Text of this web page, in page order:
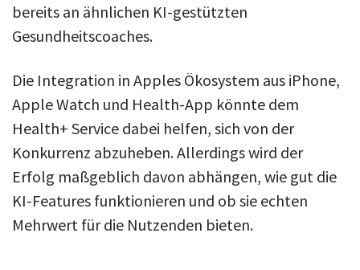
bereits an ähnlichen KI-gestützten
Gesundheitscoaches.
Die Integration in Apples Ökosystem aus iPhone,
Apple Watch und Health-App könnte dem
Health+ Service dabei helfen, sich von der
Konkurrenz abzuheben. Allerdings wird der
Erfolg maßgeblich davon abhängen, wie gut die
KI-Features funktionieren und ob sie echten
Mehrwert für die Nutzenden bieten.